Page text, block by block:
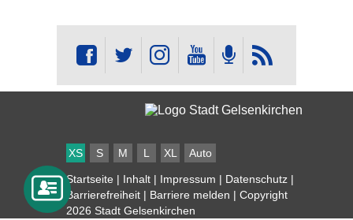
XS S M L XL Auto
Startseite | Inhalt | Impressum | Datenschutz |
Barrierefreiheit | Barriere melden | Copyright
2026 Stadt Gelsenkirchen